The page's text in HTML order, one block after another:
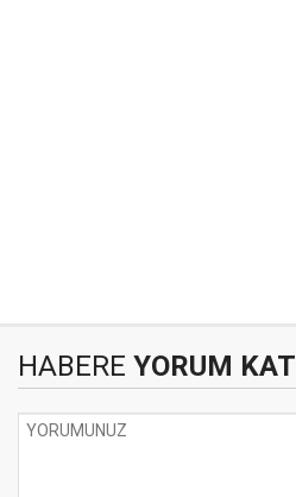
HABERE YORUM KAT